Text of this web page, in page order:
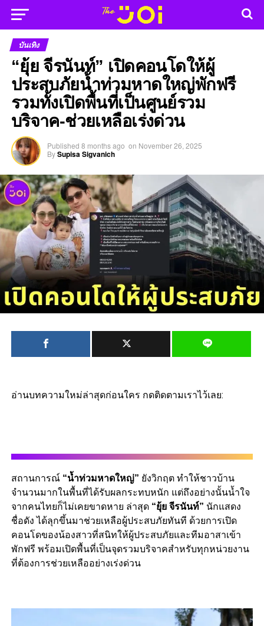
บันเทิง
“ยุ้ย จีรนันท์” เปิดคอนโดให้ผู้
ประสบภัยน้ำท่วมหาดใหญ่พักฟรี
รวมทั้งเปิดพื้นที่เป็นศูนย์รวม
บริจาค-ช่วยเหลือเร่งด่วน
Published 8 months ago on November 26, 2025
BySupisa Sigvanich
อ่านบทความใหม่ล่าสุดก่อนใคร กดติดตามเราไว้เลย:
สถานการณ์ “น้ำท่วมหาดใหญ่” ยังวิกฤต ทำให้ชาวบ้าน
จำนวนมากในพื้นที่ได้รับผลกระทบหนัก แต่ถึงอย่างนั้นน้ำใจ
จากคนไทยก็ไม่เคยขาดหาย ล่าสุด “ยุ้ย จีรนันท์” นักแสดง
ชื่อดัง ได้ลุกขึ้นมาช่วยเหลือผู้ประสบภัยทันที ด้วยการเปิด
คอนโดของน้องสาวที่สนิทให้ผู้ประสบภัยและทีมอาสาเข้า
พักฟรี พร้อมเปิดพื้นที่เป็นจุดรวมบริจาคสำหรับทุกหน่วยงาน
ที่ต้องการช่วยเหลืออย่างเร่งด่วน